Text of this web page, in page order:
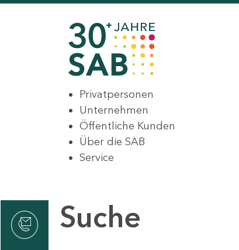
Privatpersonen
Unternehmen
Öffentliche Kunden
Über die SAB
Service
Suche